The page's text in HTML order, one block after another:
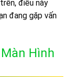
điều này
đang gặp vấn
Hình